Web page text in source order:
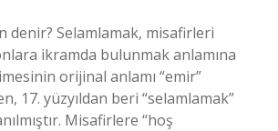
denir? Selamlamak, misafirleri
ikramda bulunmak anlamına
orijinal anlamı “emir”
17. yüzyıldan beri “selamlamak”
Misafirlere “hoş